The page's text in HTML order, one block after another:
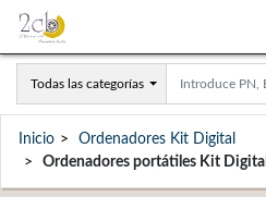
Todas las categorías
Inicio
Ordenadores Kit Digital
Ordenadores portátiles Kit Digital